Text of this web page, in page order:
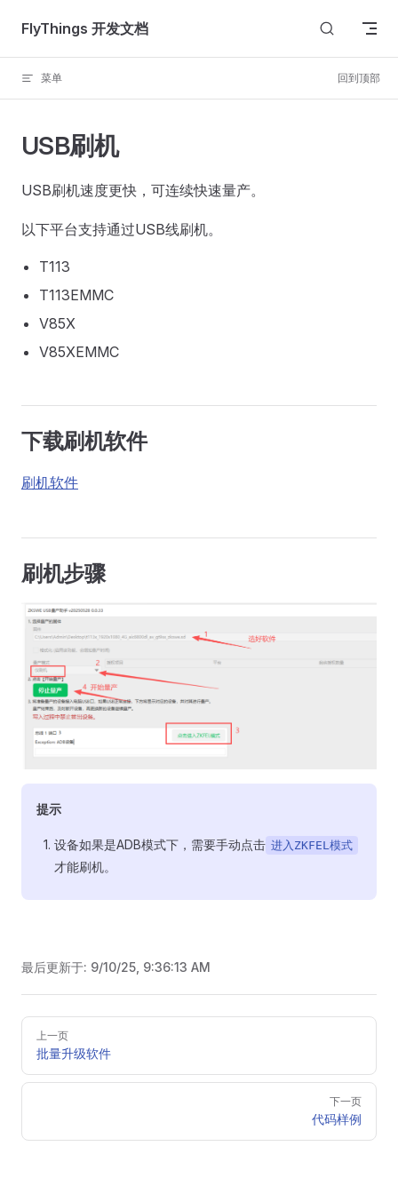
Skip to content
FlyThings 开发文档
菜单 回到顶部
USB刷机
USB刷机速度更快，可连续快速量产。
以下平台支持通过USB线刷机。
T113
T113EMMC
V85X
V85XEMMC
下载刷机软件
刷机软件
刷机步骤
提示
设备如果是ADB模式下，需要手动点击 进入ZKFEL模式
才能刷机。
最后更新于: 9/10/25, 9:36:13 AM
Pager上一页
批量升级软件
下一页
代码样例